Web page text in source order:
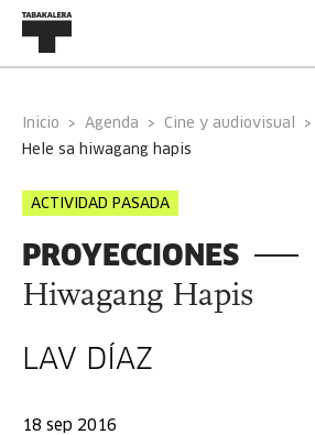
Inicio Agenda
Cine y audiovisual
hele sa hiwagang hapis
ACTIVIDAD PASADA
PROYECCIONES
Hiwagang Hapis
LAV DÍAZ
18 sep 2016